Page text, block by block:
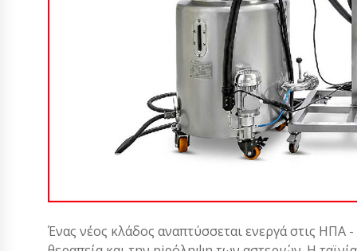
Ένας νέος κλάδος αναπτύσσεται ενεργά στις ΗΠΑ -